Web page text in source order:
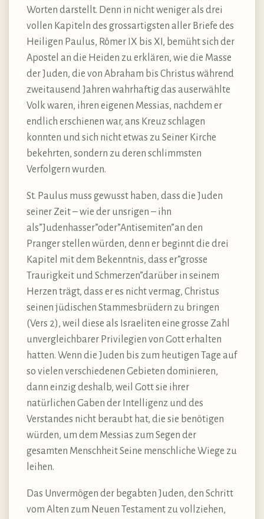
Worten darstellt. Denn in nicht weniger als drei
vollen Kapiteln des grossartigsten aller Briefe des
Heiligen Paulus, Römer IX bis XI, bemüht sich der
Apostel an die Heiden zu erklären, wie die Masse
der Juden, die von Abraham bis Christus während
zweitausend Jahren wahrhaftig das auserwählte
Volk waren, ihren eigenen Messias, nachdem er
endlich erschienen war, ans Kreuz schlagen
konnten und sich nicht etwas zu Seiner Kirche
bekehrten, sondern zu deren schlimmsten
Verfolgern wurden.
St. Paulus muss gewusst haben, dass die Juden
seiner Zeit – wie der unsrigen – ihn
als”Judenhasser”oder”Antisemiten”an den
Pranger stellen würden, denn er beginnt die drei
Kapitel mit dem Bekenntnis, dass er”grosse
Traurigkeit und Schmerzen”darüber in seinem
Herzen trägt, dass er es nicht vermag, Christus
seinen jüdischen Stammesbrüdern zu bringen
(Vers 2), weil diese als Israeliten eine grosse Zahl
unvergleichbarer Privilegien von Gott erhalten
hatten. Wenn die Juden bis zum heutigen Tage auf
so vielen verschiedenen Gebieten dominieren,
dann einzig deshalb, weil Gott sie ihrer
natürlichen Gaben der Intelligenz und des
Verstandes nicht beraubt hat, die sie benötigen
würden, um dem Messias zum Segen der
gesamten Menschheit Seine menschliche Wiege zu
leihen.
Das Unvermögen der begabten Juden, den Schritt
vom Alten zum Neuen Testament zu vollziehen,